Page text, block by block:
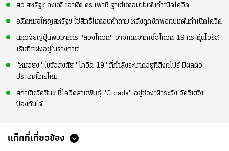
สว.สหรัฐฯ ลงมติ เอาผิด ดร.เฟาชี ฐานไม่ตอบปมต้นกำเนิดโควิด
อดีตหมอใหญ่สหรัฐฯ ใช้สิทธิ์ไม่ตอบคำถาม หลังถูกซักฟอกปมต้นกำเนิดโควิด
นักวิจัยญี่ปุ่นพบอาการ "ลองโควิด" อาจเกิดจากเชื้อโควิด-19 กระตุ้นไวรัส
เริมที่แฝงอยู่ในร่างกาย
"หมอยง" ไขข้อสงสัย "โควิด-19" ที่กำลังระบาดอยู่ที่สิงคโปร์ มีผลต่อ
ประเทศไทยไหม
สถาบันวัคซีนฯ ชี้โควิดสายพันธุ์ "Cicada" อยู่ช่วงเฝ้าระวัง วัคซีนยัง
ป้องกันได้
แท็กที่เกี่ยวข้อง